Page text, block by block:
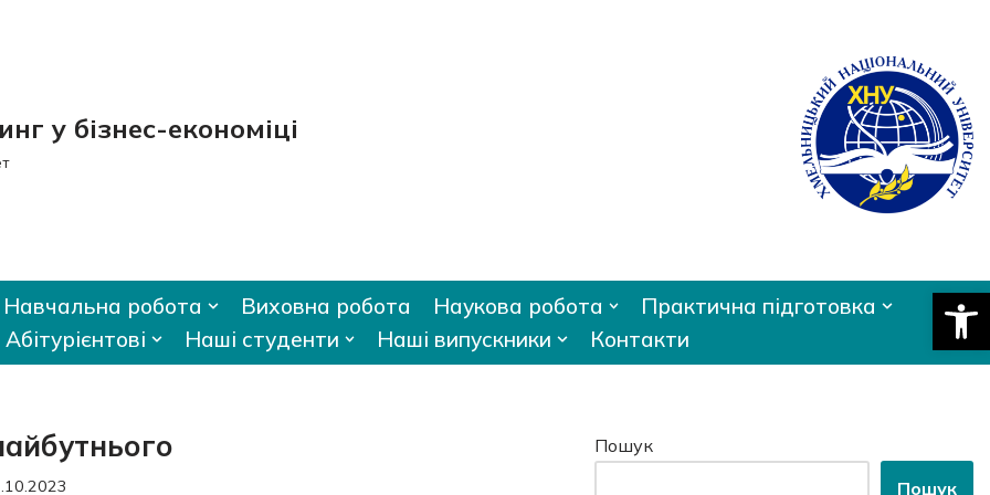
у бізнес-економіці
Навчальна робота Виховна робота Наукова робота
Практична підготовка
Абітурієнтові
Наші студенти Наші випускники Контакти
Пошук
Пошук